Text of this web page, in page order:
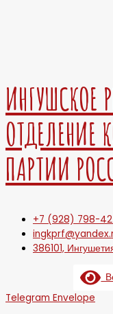
ИНГУШСКОЕ
ОТДЕЛЕНИЕ
ПАРТИИ
+7 (928) 798-
386101,
Telegram Envelope